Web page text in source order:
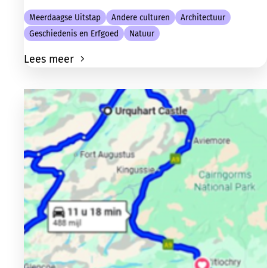
Meerdaagse Uitstap Andere culturen
Architectuur
Geschiedenis en Erfgoed
Natuur
Lees meer